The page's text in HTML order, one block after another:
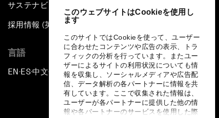
このウェブサイトはCookieを使用し
ます
このサイトではCookieを使って、ユーザー
に合わせたコンテンツや広告の表示、トラ
フィックの分析を行っています。またユー
ザーによるサイトの利用状況についても情
報を収集し、ソーシャルメディアや広告配
信、データ解析の各パートナーに情報を共
有しています。ここで収集された情報は、
ユーザーが各パートナーに提供した他の情
報や各パートナーのサービスを使用した際
サステナビリティへの取り組み
採用情報 (英語のみ)
言語
EN ▪ ES▪中文▪ 日本語